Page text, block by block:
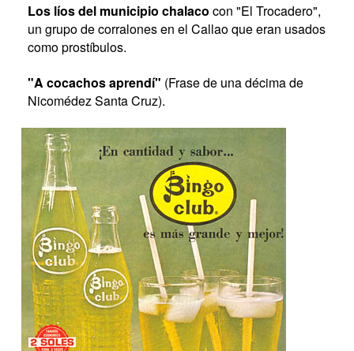
Los líos del municipio chalaco con "El Trocadero",
un grupo de corralones en el Callao que eran usados
como prostíbulos.
"A cocachos aprendí" (Frase de una décima de
Nicomédez Santa Cruz).